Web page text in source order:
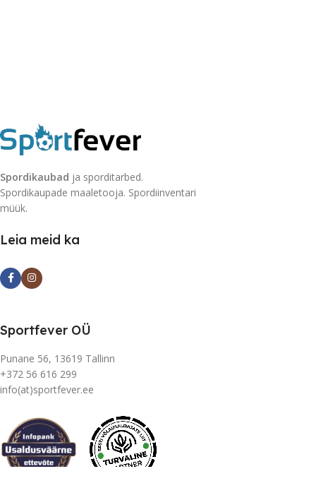
Spordikaubad ja sporditarbed.
Spordikaupade maaletooja. Spordiinventari
müük.
Leia meid ka
Sportfever OÜ
Punane 56, 13619 Tallinn
+372 56 616 299
info(at)sportfever.ee